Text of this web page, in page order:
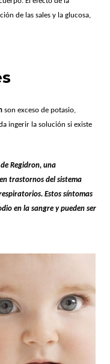
de las sales y la glucosa,
son exceso de potasio,
ingerir la solución si existe
Regidron, una
trastornos del sistema
Estos síntomas
en la sangre y pueden ser